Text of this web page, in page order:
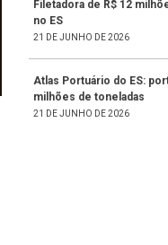
Filetadora de R$ 12
no ES
21 DE JUNHO DE 2026
Atlas Portuário do ES:
milhões de toneladas
21 DE JUNHO DE 2026